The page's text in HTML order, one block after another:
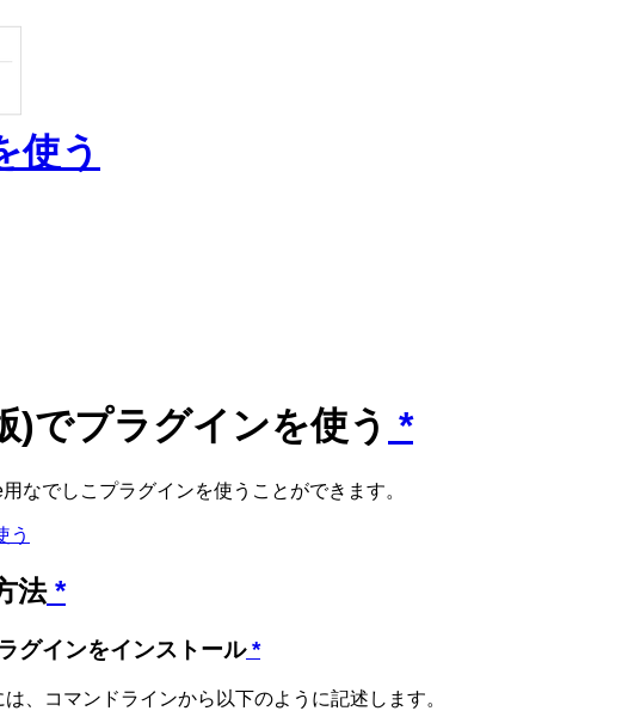
使う
でプラグインを使う *
なでしこプラグインを使うことができます。
う
法*
グインをインストール*
、コマンドラインから以下のように記述します。